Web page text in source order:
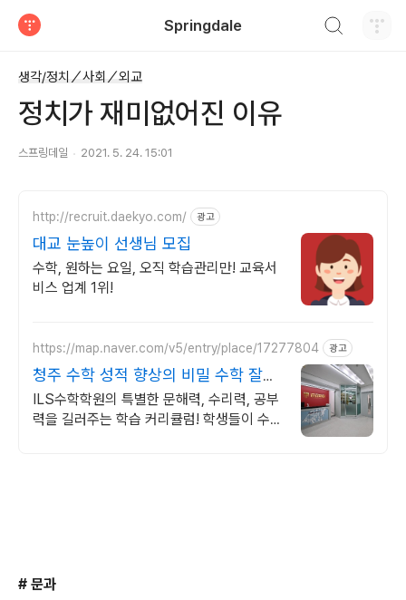
Springdale
생각/정치／사회／외교
정치가 재미없어진 이유
스프링데일 2021. 5. 24. 15:01
http://recruit.daekyo.com/ 광고
대교 눈높이 선생님 모집
수학, 원하는 요일, 오직 학습관리만! 교육서
비스 업계 1위!
https://map.naver.com/v5/entry/place/17277804 광고
청주 수학 성적 향상의 비밀 수학 잘하
고 싶다면? 여기로
ILS수학학원의 특별한 문해력, 수리력, 공부
력을 길러주는 학습 커리큘럼! 학생들이 수학
# 문과